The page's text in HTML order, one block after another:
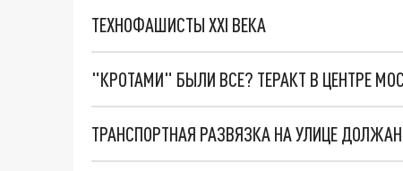
ТЕХНОФАШИСТЫ XXI ВЕКА
"КРОТАМИ" БЫЛИ ВСЕ? ТЕРАКТ В ЦЕНТРЕ